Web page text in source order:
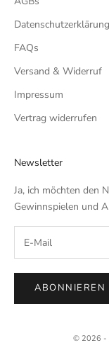
Datenschutzerklärung
FAQs
Versand & Widerruf
Impressum
Vertrag widerrufen
Newsletter
Ja, ich möchten den
Gewinnspielen und
ABONNIEREN
© 2026 -